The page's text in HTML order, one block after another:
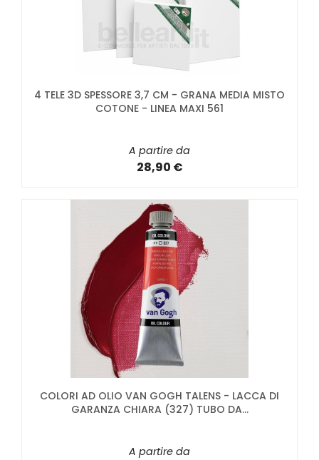
4 TELE 3D SPESSORE 3,7 CM - GRANA MEDIA MISTO
COTONE - LINEA MAXI 561
A partire da
28,90 €
COLORI AD OLIO VAN GOGH TALENS - LACCA DI
GARANZA CHIARA (327) TUBO DA...
A partire da